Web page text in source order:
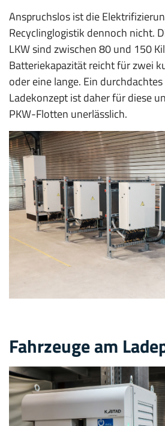
Anspruchslos ist die
Recyclinglogistik dennoch nicht.
LKW sind zwischen 80 und 150
Batteriekapazität reicht für zwei
oder eine lange. Ein
Ladekonzept ist daher für diese
PKW-­Flotten unerlässlich.
Fahrzeuge am